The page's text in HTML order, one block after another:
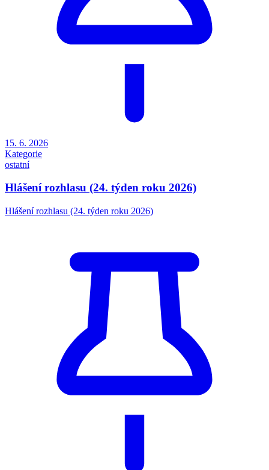
15. 6. 2026
Kategorie
ostatní
Hlášení rozhlasu (24. týden roku 2026)
Hlášení rozhlasu (24. týden roku 2026)